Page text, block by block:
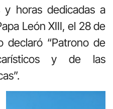
y horas dedicadas a
León XIII, el 28 de
declaró “Patrono de
y de las